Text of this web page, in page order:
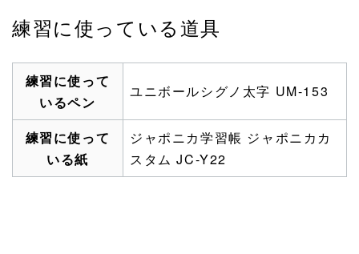
練習に使っている道具
練習に使って
いるペン
ユニボールシグノ太字 UM-153
練習に使って
いる紙
ジャポニカ学習帳 ジャポニカカ
スタム JC-Y22